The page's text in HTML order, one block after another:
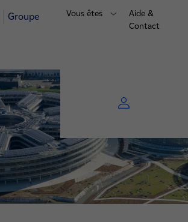
Groupe Vous êtes
Aide &
Contact